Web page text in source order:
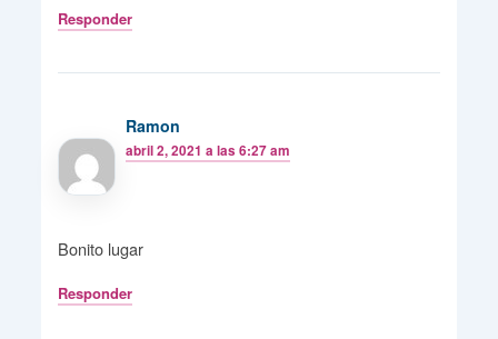
Responder
Ramon
abril 2, 2021 a las 6:27 am
Bonito lugar
Responder